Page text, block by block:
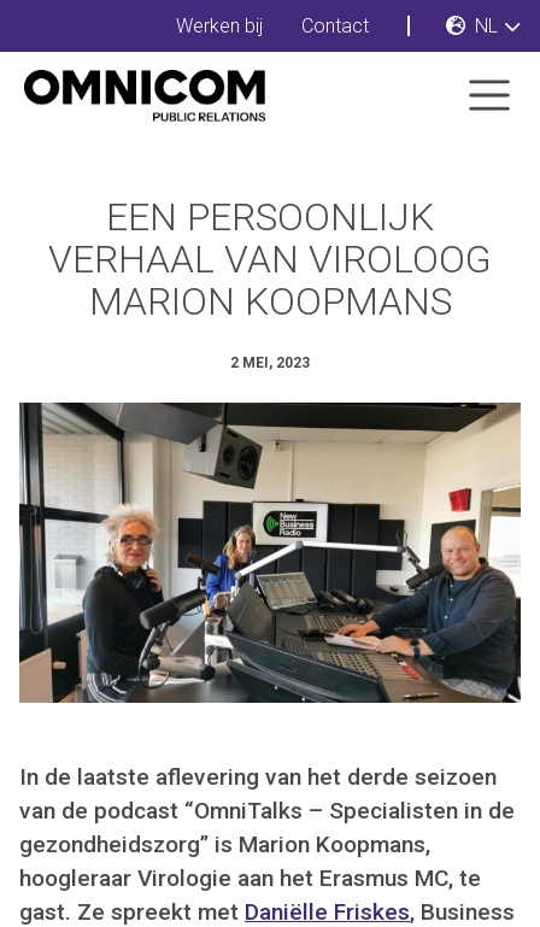
Werken bij Contact NL
EEN PERSOONLIJK
VERHAAL VAN VIROLOOG
MARION KOOPMANS
2 MEI, 2023
In de laatste aflevering van het derde seizoen
van de podcast “OmniTalks – Specialisten in de
gezondheidszorg” is Marion Koopmans,
hoogleraar Virologie aan het Erasmus MC, te
gast. Ze spreekt met Daniëlle Friskes, Business